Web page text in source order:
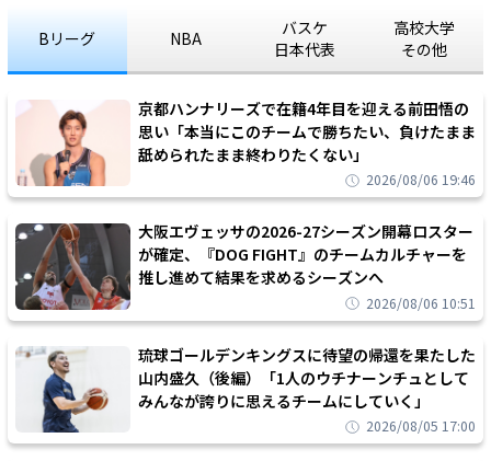
Bリーグ NBA
バスケ
日本代表
高校大学
その他
京都ハンナリーズで在籍4年目を迎える前田悟の
思い「本当にこのチームで勝ちたい、負けたまま
舐められたまま終わりたくない」
2026/08/06 19:46
大阪エヴェッサの2026-27シーズン開幕ロスター
が確定、『DOG FIGHT』のチームカルチャーを
推し進めて結果を求めるシーズンへ
2026/08/06 10:51
琉球ゴールデンキングスに待望の帰還を果たした
山内盛久（後編）「1人のウチナーンチュとして
みんなが誇りに思えるチームにしていく」
2026/08/05 17:00